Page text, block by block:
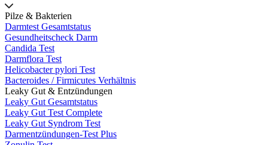
Pilze & Bakterien
Darmtest Gesamtstatus
Gesundheitscheck Darm
Candida Test
Darmflora Test
Helicobacter pylori Test
Bacteroides / Firmicutes Verhältnis
Leaky Gut & Entzündungen
Leaky Gut Gesamtstatus
Leaky Gut Test Complete
Leaky Gut Syndrom Test
Darmentzündungen-Test Plus